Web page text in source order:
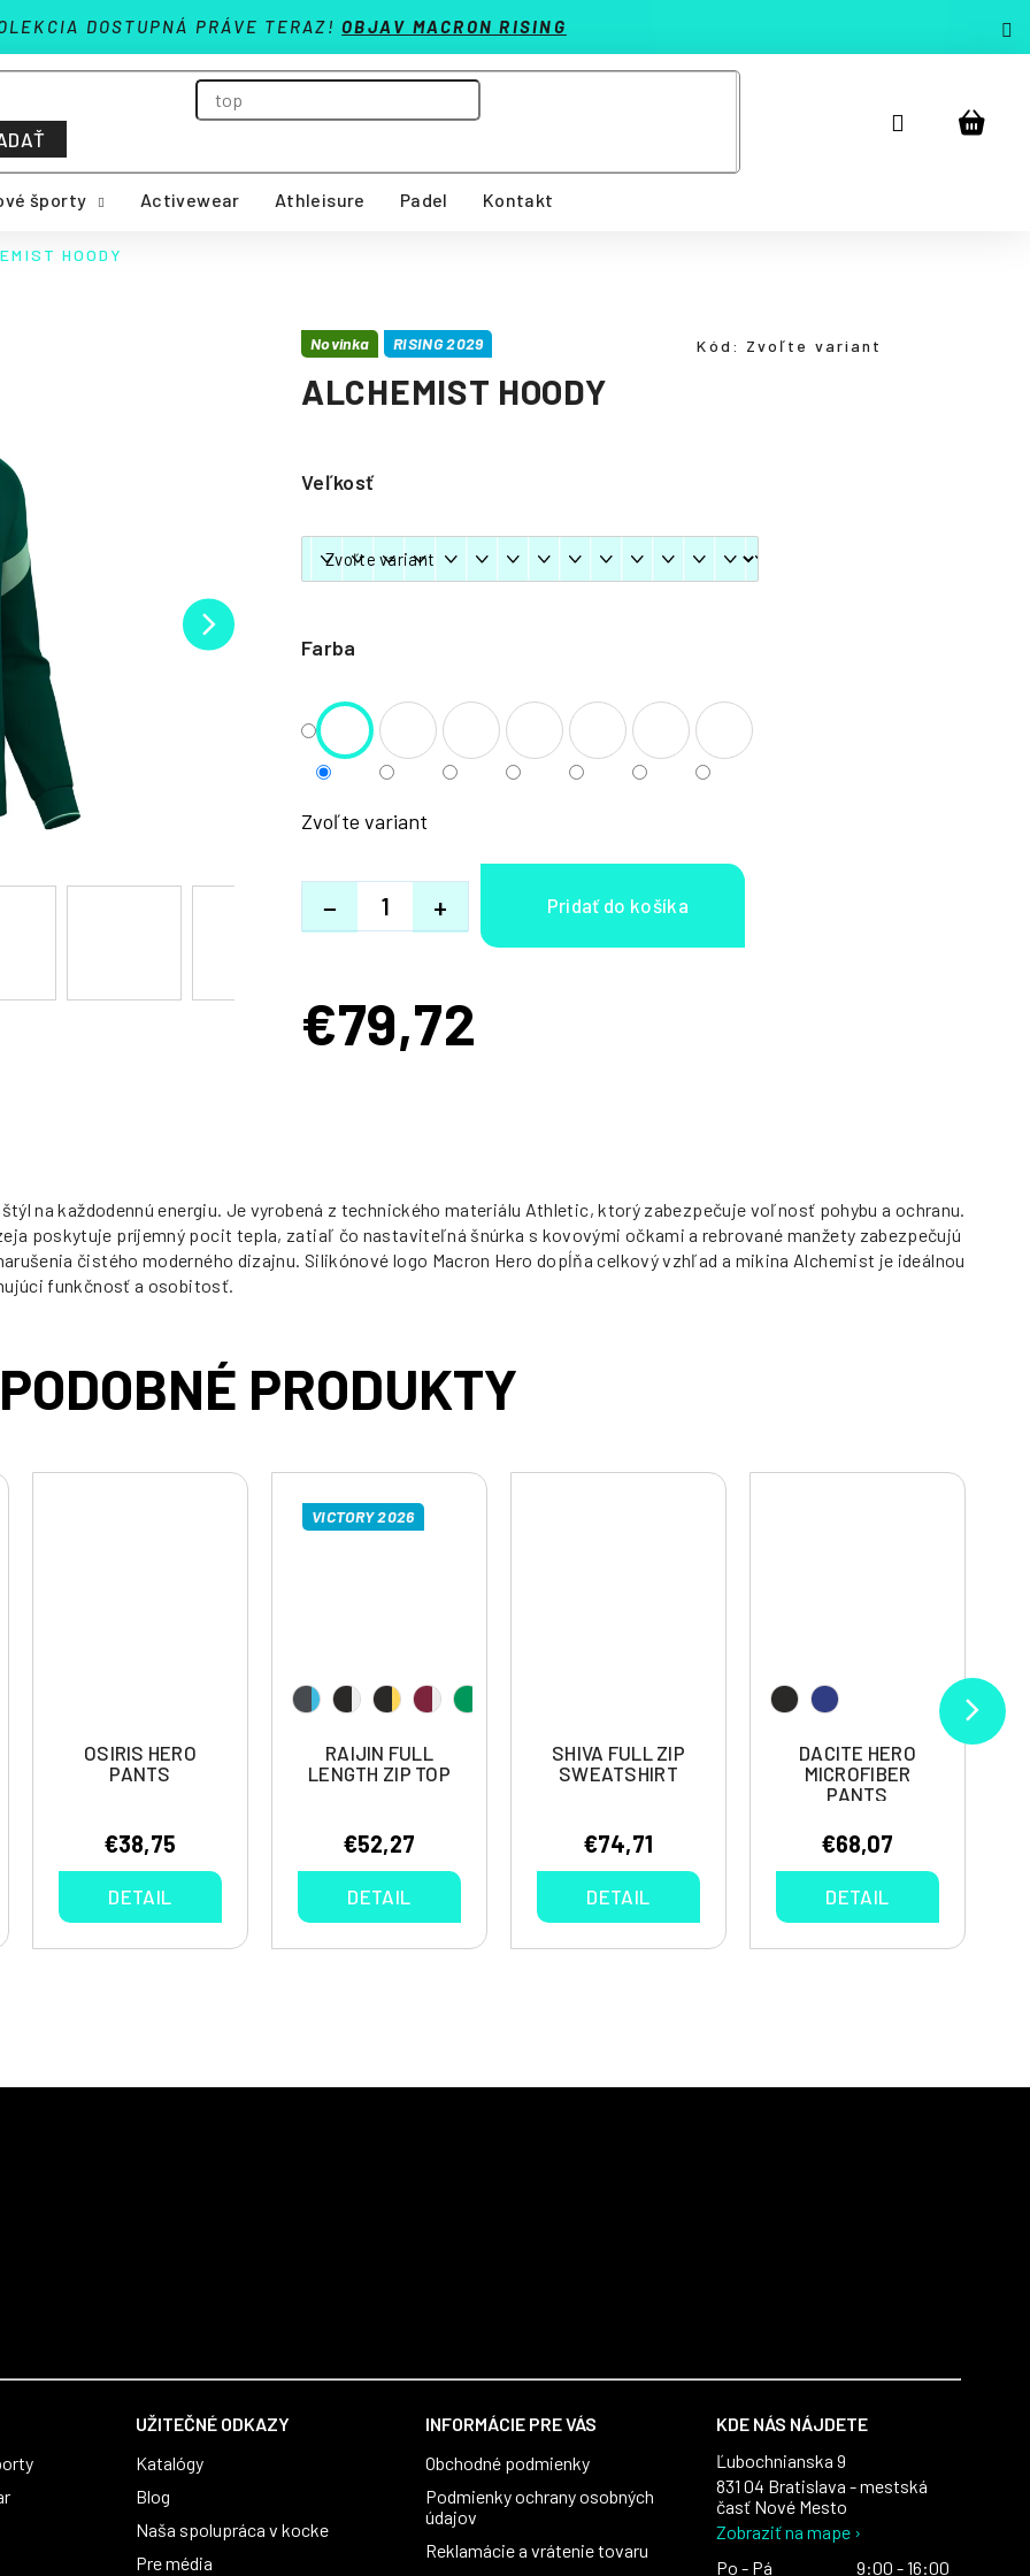
DOSTUPNÁ PRÁVE TERAZ!OBJAV MACRON RISING
Prihlásenie
športy Activewear Athleisure Padel Kontakt
HOODY
ALCHEMIST HOODY
Farba
Veľkosť
Zvoľte variant
+
−
Novinka RISING 2029 Kód: Zvoľte variant
€79,72
Jednotková
na každodennú energiu. Je vyrobená z technického materiálu Athletic, ktorý zabezpečuje voľnosť pohybu a ochranu.
poskytuje príjemný pocit tepla, zatiaľ čo nastaviteľná šnúrka s kovovými očkami a rebrované manžety zabezpečujú
čistého moderného dizajnu. Silikónové logo Macron Hero dopĺňa celkový vzhľad a mikina Alchemist je ideálnou
funkčnosť a osobitosť.
OSIRIS HERO
PANTS
€38,75
DETAIL
VICTORY 2026
RAIJIN FULL
LENGTH ZIP TOP
€52,27
DETAIL
SHIVA FULL ZIP
SWEATSHIRT
€74,71
DETAIL
DACITE HERO
MICROFIBER
PANTS
€68,07
DETAIL
UŽITEČNÉ ODKAZY
Katalógy
Blog
Naša spolupráca v kocke
Pre média
INFORMÁCIE PRE VÁS
Obchodné podmienky
Podmienky ochrany osobných
údajov
Reklamácie a vrátenie tovaru
KDE NÁS NÁJDETE
Ľubochnianska 9
831 04 Bratislava - mestská
časť Nové Mesto
Zobraziť na mape ›
Po - Pá
9:00 - 16:00